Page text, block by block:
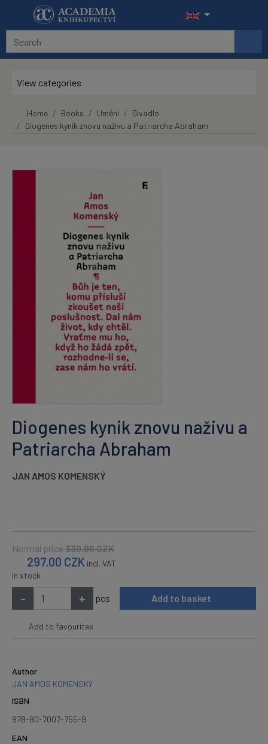
Skip to main content
View categories
Home Books Umění
Divadlo
Diogenes kynik znovu naživu a Patriarcha Abraham
Diogenes kynik znovu naživu a
Patriarcha Abraham
JAN AMOS KOMENSKÝ
Normal price 330.00CZK
297.00 CZK incl. VAT
In stock
- + pcs Add to basket
Add to favourites
Author
JAN AMOS KOMENSKÝ
ISBN
978-80-7007-755-9
EAN